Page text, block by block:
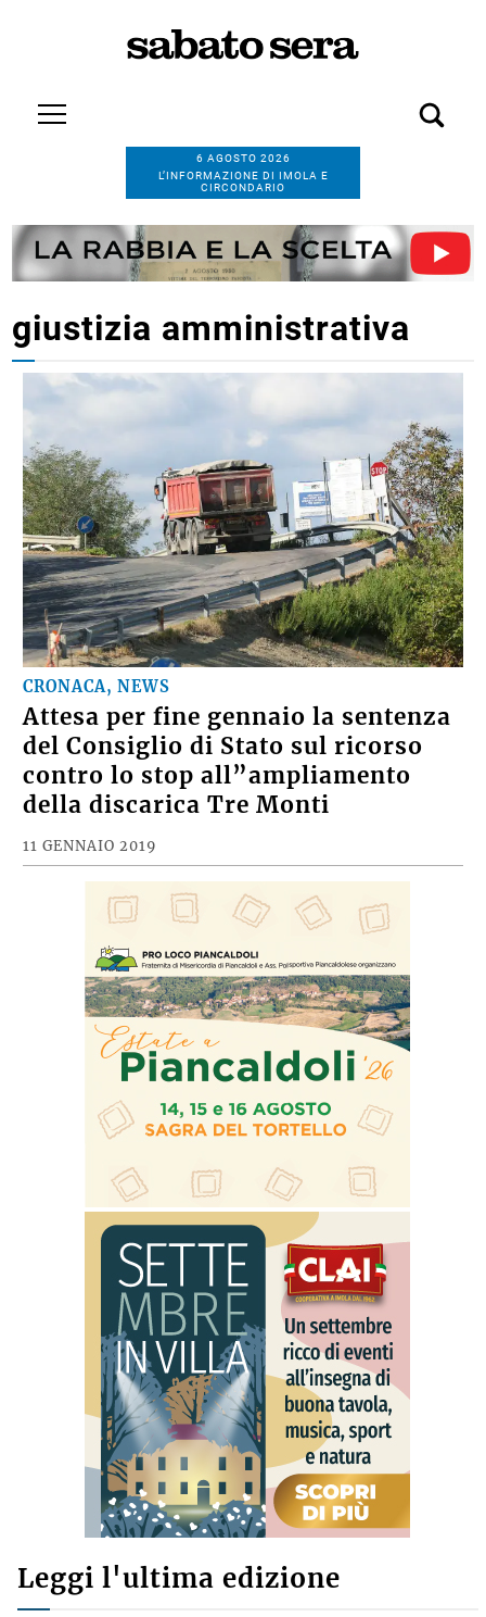
6 AGOSTO 2026
L’INFORMAZIONE DI IMOLA E
CIRCONDARIO
giustizia amministrativa
CRONACA, NEWS
Attesa per fine gennaio la sentenza
del Consiglio di Stato sul ricorso
contro lo stop all”ampliamento
della discarica Tre Monti
11 GENNAIO 2019
Leggi l'ultima edizione